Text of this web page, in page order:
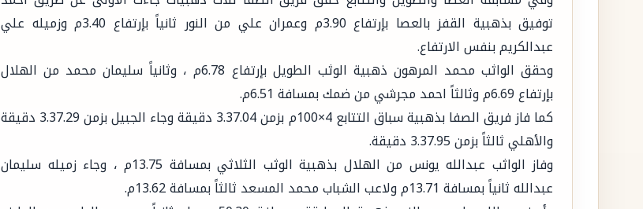
توفيق بذهبية القفز بالعصا بإرتفاع 3.90م وعمران علي من النور ثانياً بإرتفاع 3.40م وزميله علي
عبدالكريم بنفس الارتفاع.
وحقق الواثب محمد المرهون ذهبية الوثب الطويل بإرتفاع 6.78م ، وثانياً سليمان محمد من الهلال
بإرتفاع 6.69م وثالثاً احمد مجرشي من ضمك بمسافة 6.51م.
كما فاز فريق الصفا بذهبية سباق التتابع 4×100م بزمن 3.37.04 دقيقة وجاء الجبيل بزمن 3.37.29 دقيقة
والأهلي ثالثاً بزمن 3.37.95 دقيقة.
وفاز الواثب عبدالله يونس من الهلال بذهبية الوثب الثلاثي بمسافة 13.75م ، وجاء زميله سليمان
عبدالله ثانياً بمسافة 13.71م ولاعب الشباب محمد المسعد ثالثاً بمسافة 13.62م.